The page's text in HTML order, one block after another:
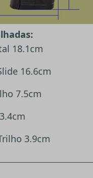
18.1cm
16.6cm
7.5cm
3.9cm